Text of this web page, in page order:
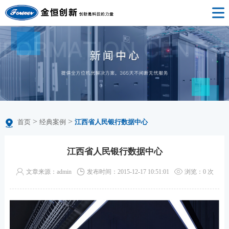
首页> 经典案例 > 江西省人民银行数据中心
江西省人民银行数据中心
文章来源：admin 发布时间：2015-12-17 10:51:01 浏览： 0次